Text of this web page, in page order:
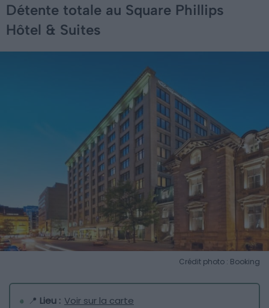
Détente totale au Square Phillips
Hôtel & Suites
Crédit photo : Booking
📍 Lieu : Voir sur la carte